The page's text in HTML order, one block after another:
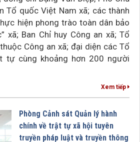
Tổ quốc Việt Nam xã; các thành
hiện phong trào toàn dân bảo
xã; Ban Chỉ huy Công an xã; Tổ
Công an xã; đại diện các Tổ
tự cùng khoảng hơn 200 người
Xem tiếp
Phòng Cảnh sát Quản lý hành
chính về trật tự xã hội tuyên
truyền pháp luật và truyền thông